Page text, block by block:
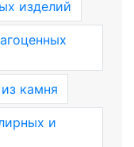
изделий
камня
и